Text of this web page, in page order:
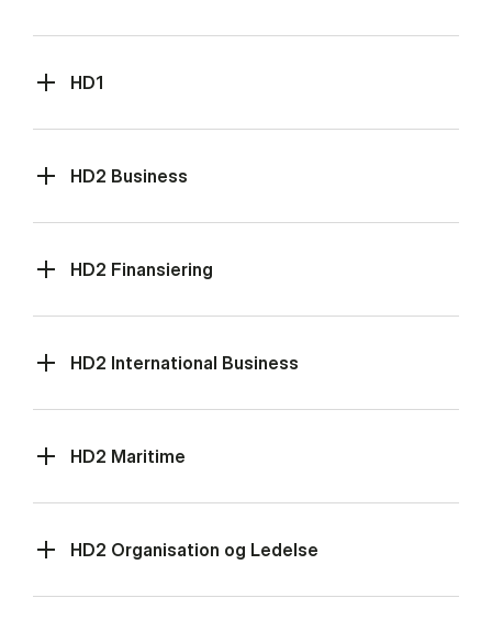
HD1
HD2 Business
HD2 Finansiering
HD2 International Business
HD2 Maritime
HD2 Organisation og Ledelse